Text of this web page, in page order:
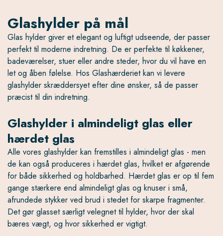
Glashylder på mål
Glas hylder giver et elegant og luftigt udseende, der passer
perfekt til moderne indretning. De er perfekte til køkkener,
badeværelser, stuer eller andre steder, hvor du vil have en
let og åben følelse. Hos Glashærderiet kan vi levere
glashylder skræddersyet efter dine ønsker, så de passer
præcist til din indretning.
Glashylder i almindeligt glas eller
hærdet glas
Alle vores glashylder kan fremstilles i almindeligt glas - men
de kan også produceres i hærdet glas, hvilket er afgørende
for både sikkerhed og holdbarhed. Hærdet glas er op til fem
gange stærkere end almindeligt glas og knuser i små,
afrundede stykker ved brud i stedet for skarpe fragmenter.
Det gør glasset særligt velegnet til hylder, hvor der skal
bæres vægt, og hvor sikkerhed er vigtigt.